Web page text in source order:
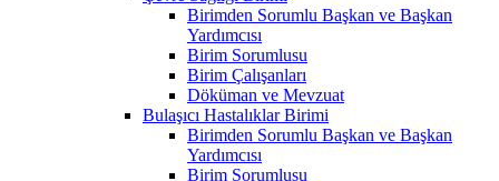
Birimden Sorumlu Başkan ve Başkan
Yardımcısı
Birim Sorumlusu
Birim Çalışanları
Döküman ve Mevzuat
Bulaşıcı Hastalıklar Birimi
Birimden Sorumlu Başkan ve Başkan
Yardımcısı
Birim Sorumlusu